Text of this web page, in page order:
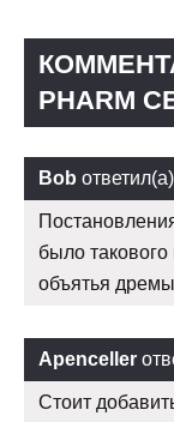
PHARM
Bob ответил(а)
было такового
объятья
Apenceller
Стоит